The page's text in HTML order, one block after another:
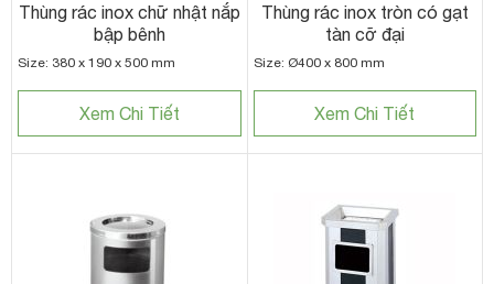
Thùng rác inox chữ nhật nắp
bập bênh
Size: 380 x 190 x 500 mm
Xem Chi Tiết
Thùng rác inox tròn có gạt
tàn cỡ đại
Size: Ø400 x 800 mm
Xem Chi Tiết